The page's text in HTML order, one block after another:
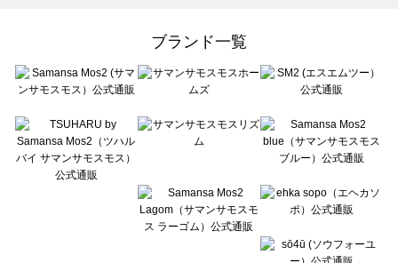
sō4ū（ソウフォーユー）のルームウェア一覧
Te chichi（テチチ）のルームウェア一覧
Te chichi CLASSIC（テチチ クラシック）のルームウェア一覧
Lugnoncure（ルノンキュール）のルームウェア一覧
BETTY'S BLUE（べティーズブルー）のルームウェア一覧
Wpc.（ワールドパーティー）のルームウェア一覧
ブランド一覧